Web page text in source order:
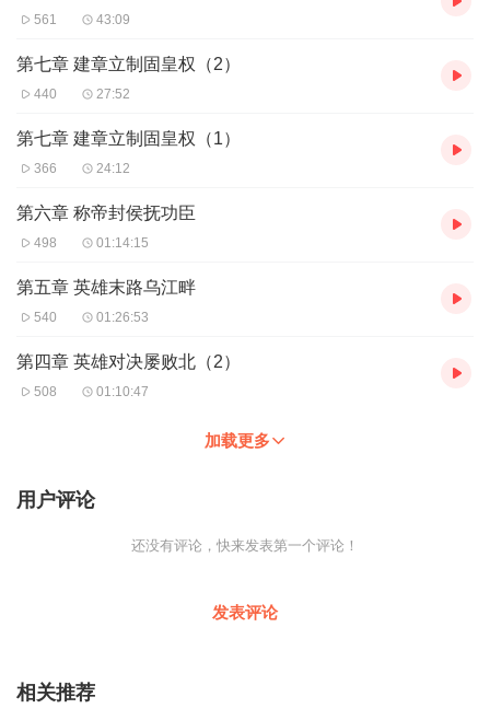
561 43:09
第七章 建章立制固皇权（2）
440 27:52
第七章 建章立制固皇权（1）
366 24:12
第六章 称帝封侯抚功臣
498 01:14:15
第五章 英雄末路乌江畔
540 01:26:53
第四章 英雄对决屡败北（2）
508 01:10:47
加载更多
用户评论
还没有评论，快来发表第一个评论！
发表评论
相关推荐